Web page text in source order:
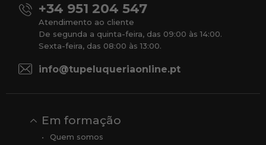
+34 951 204 547
Atendimento ao cliente
De segunda a quinta-feira, das 09:00 às 14:00.
Sexta-feira, das 08:00 às 13:00.
info@tupeluqueriaonline.pt
Em formação
Quem somos